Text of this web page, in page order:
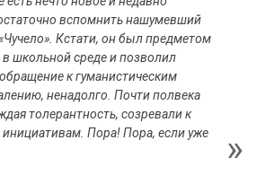
вспомнить нашумевший
Кстати, он был предметом
школьной среде и позволил
к гуманистическим
ненадолго. Почти полвека
толерантность, созревали к
Пора! Пора, если уже